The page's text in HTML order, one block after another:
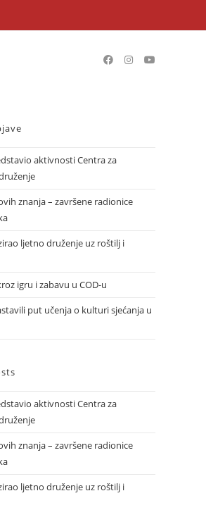
aktivnosti Centra za
znanja – završene radionice
ljetno druženje uz roštilj i
igru i zabavu u COD-u
put učenja o kulturi sjećanja u
aktivnosti Centra za
znanja – završene radionice
ljetno druženje uz roštilj i